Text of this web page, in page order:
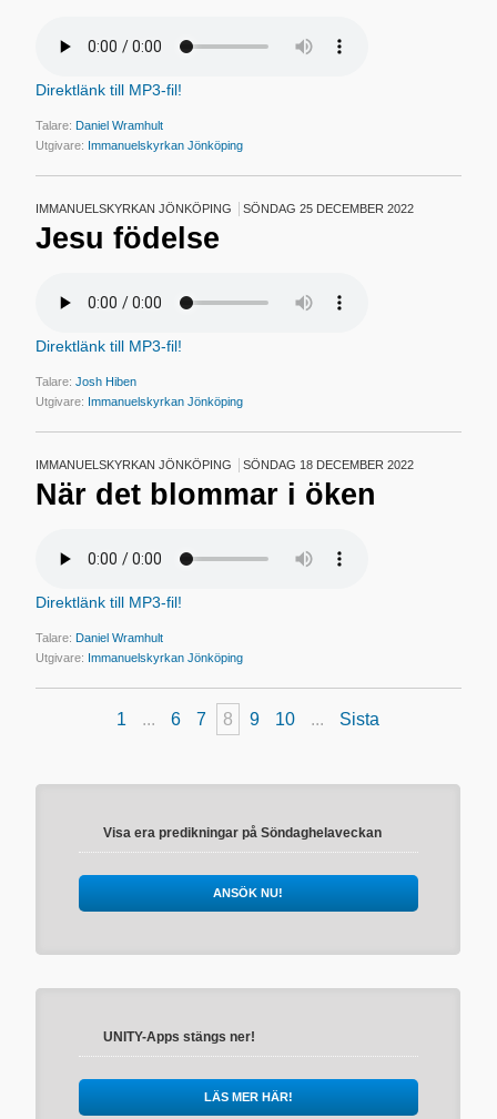
Direktlänk till MP3-fil!
Talare:Daniel Wramhult
Utgivare: Immanuelskyrkan Jönköping
IMMANUELSKYRKAN JÖNKÖPING SÖNDAG 25 DECEMBER 2022
Jesu födelse
Direktlänk till MP3-fil!
Talare:Josh Hiben
Utgivare: Immanuelskyrkan Jönköping
IMMANUELSKYRKAN JÖNKÖPING SÖNDAG 18 DECEMBER 2022
När det blommar i öken
Direktlänk till MP3-fil!
Talare:Daniel Wramhult
Utgivare: Immanuelskyrkan Jönköping
1 ... 6 7 8 9 10 ... Sista
Visa era predikningar på Söndaghelaveckan
ANSÖK NU!
UNITY-Apps stängs ner!
LÄS MER HÄR!